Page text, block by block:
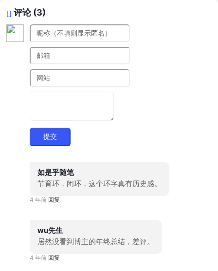
评论 (3)
提交
如是乎随笔
节育环，闭环，这个环字真有历史感。
4 年前 回复
wu先生
居然没看到博主的年终总结，差评。
4 年前 回复